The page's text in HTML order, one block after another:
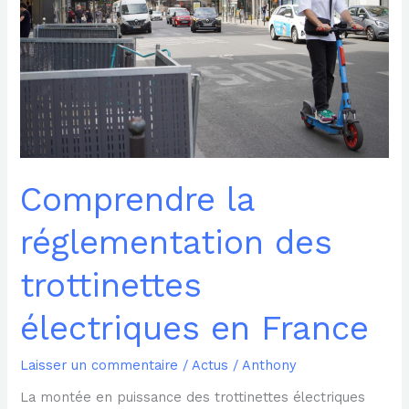
Comprendre la
réglementation des
trottinettes
électriques en France
Laisser un commentaire /Actus /Anthony
La montée en puissance des trottinettes électriques
électriques
en
France